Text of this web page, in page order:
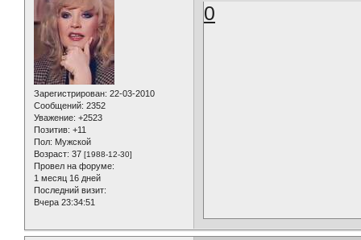
Зарегистрирован: 22-03-2010
Сообщений: 2352
Уважение: +2523
Позитив: +11
Пол: Мужской
Возраст: 37 [1988-12-30]
Провел на форуме:
1 месяц 16 дней
Последний визит:
Вчера 23:34:51
0